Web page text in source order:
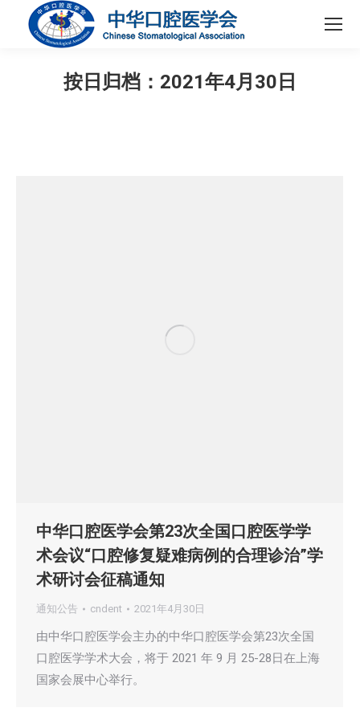
按日归档： 2021年4月30日
中华口腔医学会第23次全国口腔医学学
术会议“口腔修复疑难病例的合理诊治”学
术研讨会征稿通知
通知公告 cndent 2021年4月30日
由中华口腔医学会主办的中华口腔医学会第23次全国
口腔医学学术大会，将于 2021 年 9 月 25-28日在上海
国家会展中心举行。